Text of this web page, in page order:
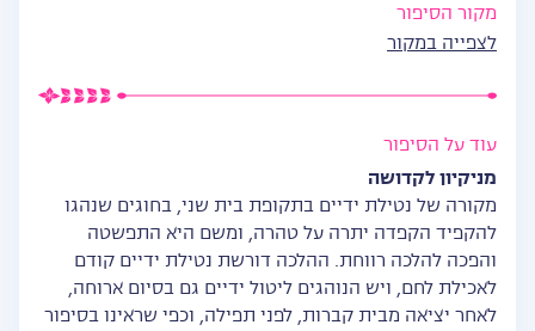
מקור הסיפור
לצפייה במקור
עוד על הסיפור
מניקיון לקדושה
מקורה של נטילת ידיים בתקופת בית שני, בחוגים שנהגו
להקפיד הקפדה יתרה על טהרה, ומשם היא התפשטה
והפכה להלכה רווחת. ההלכה דורשת נטילת ידיים קודם
לאכילת לחם, ויש הנוהגים ליטול ידיים גם בסיום ארוחה,
לאחר יציאה מבית קברות, לפני תפילה, וכפי שראינו בסיפור